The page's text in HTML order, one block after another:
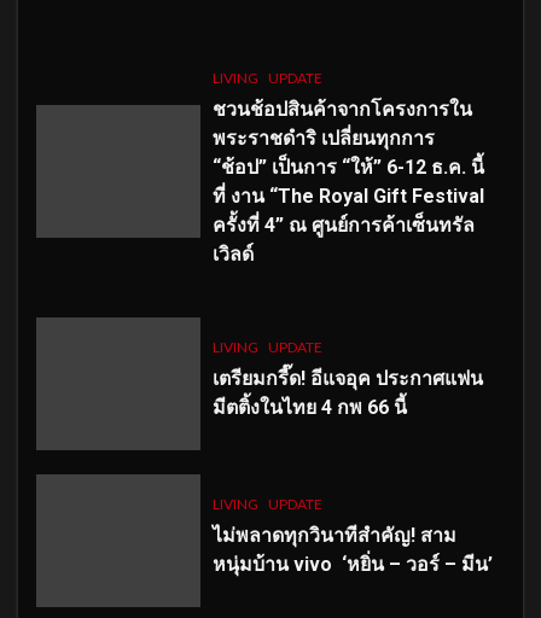
LIVING UPDATE
ชวนช้อปสินค้าจากโครงการใน
พระราชดำริ เปลี่ยนทุกการ
“ช้อป” เป็นการ “ให้” 6-12 ธ.ค. นี้
ที่ งาน “The Royal Gift Festival
ครั้งที่ 4” ณ ศูนย์การค้าเซ็นทรัล
เวิลด์
LIVING UPDATE
เตรียมกรี๊ด! อีแจอุค ประกาศแฟน
มีตติ้งในไทย 4 กพ 66 นี้
LIVING UPDATE
ไม่พลาดทุกวินาทีสำคัญ! สาม
หนุ่มบ้าน vivo ‘หยิ่น – วอร์ – มีน’